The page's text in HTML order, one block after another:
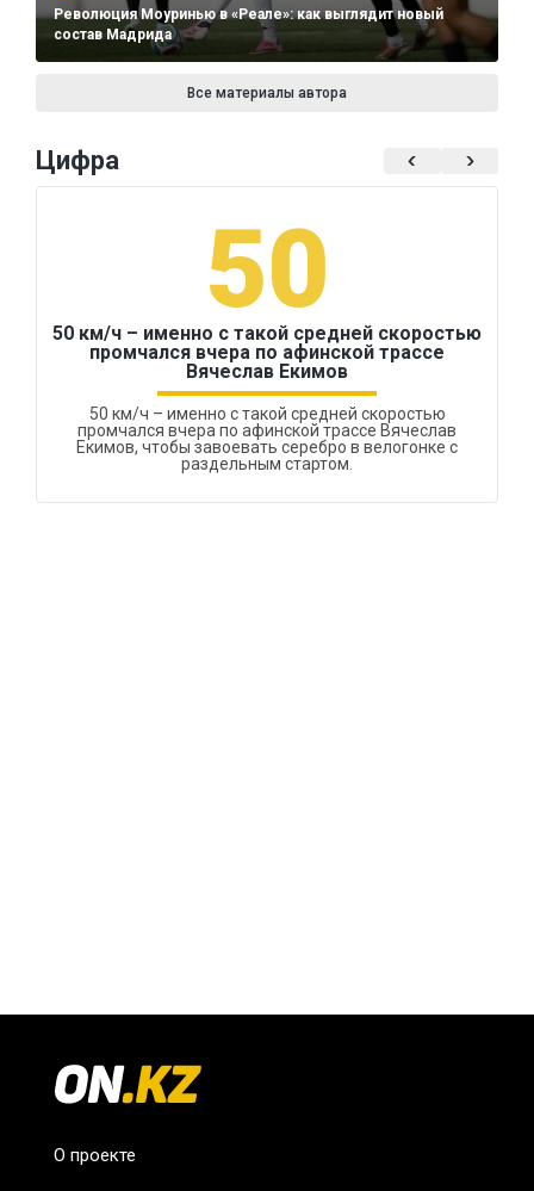
Революция Моуринью в «Реале»: как выглядит новый
состав Мадрида
Все материалы автора
Цифра
50
50 км/ч – именно с такой средней скоростью
промчался вчера по афинской трассе
Вячеслав Екимов
50 км/ч – именно с такой средней скоростью
промчался вчера по афинской трассе Вячеслав
Екимов, чтобы завоевать серебро в велогонке с
раздельным стартом.
О проекте